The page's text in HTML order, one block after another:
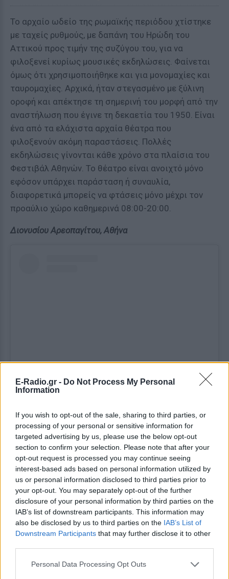
E-Radio.gr - Do Not Process My Personal
Information
If you wish to opt-out of the sale, sharing to third parties, or
processing of your personal or sensitive information for
targeted advertising by us, please use the below opt-out
section to confirm your selection. Please note that after your
opt-out request is processed you may continue seeing
interest-based ads based on personal information utilized by
us or personal information disclosed to third parties prior to
your opt-out. You may separately opt-out of the further
disclosure of your personal information by third parties on the
IAB’s list of downstream participants. This information may
also be disclosed by us to third parties on the IAB’s List of
Downstream Participants that may further disclose it to other
Personal Data Processing Opt Outs
Το αρχαίο ωδείο της ρωμαϊκής περιόδου χτίστηκε
με ταχείς ρυθμούς, με δαπάνη του Ηρώδη του
Αττικού προς τιμήν της συζύγου του, για να
φιλοξενεί κυρίως μουσικές εκδηλώσεις. Φαίνεται
όμως ότι χρησιμοποιήθηκε και για μονομαχίες και
ταυρομαχίες. Αρχικά, ήταν στεγασμένο με ξύλινη
οροφή και απέκτησε τη σημερινή του μορφή από την
αναστήλωση που έγινε τη δεκαετία του 1950. Είναι
ένα από τα ελάχιστα αρχαία θέατρα που
φιλοξενούν ακόμη παραστάσεις. Πολλές
εκδηλώσεις γίνονται κάθε χρόνο στα πλαίσια του
Φεστιβάλ Αθηνών. Το θέατρο είναι ανοιχτό μόνο
εφόσον υπάρχει παράσταση ή συναυλία,
διαφορετικά μπορείς να φτάσεις μόνο μέχρι τον
προαύλιο χώρο καθημερινά 08:00-20:00.
Διονυσίου Αρεοπαγίτου, Αθήνα
Δείτε αυτή τη δημοσίευση στο Instagram.
Λόφος της Πνύκας
Θα βρεις τον λόφο της Πνύκας ανάμεσα στο λόφο
του Φιλοπάππου και στο λόφο των Νυμφών.
Αποτελούσε το χώρο που γινόταν η Εκκλησία του
Δήμου, δηλαδή η συνέλευση των Αθηναίων, στην
Αρχαία Αθήνα. Εκεί αγόρευαν πολλοί σπουδαίοι
πολιτικοί και ρήτορες της αρχαιότητας. Ο χώρος
ήταν αφιερωμένος στο Δία και θεωρούνταν ιερός.
Εκεί κοντά βρίσκεται και η φυλακή του Σωκράτη,